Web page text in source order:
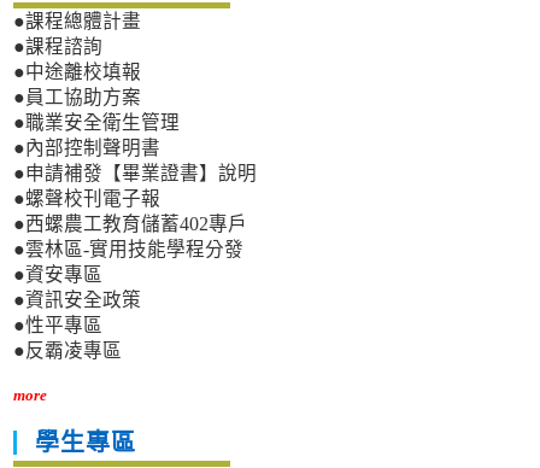
●課程總體計畫
●課程諮詢
●中途離校填報
●員工協助方案
●職業安全衛生管理
●內部控制聲明書
●申請補發【畢業證書】說明
●螺聲校刊電子報
●西螺農工教育儲蓄402專戶
●雲林區-實用技能學程分發
●資安專區
●資訊安全政策
●性平專區
●反霸凌專區
more
學生專區